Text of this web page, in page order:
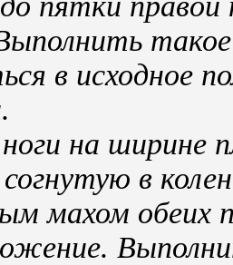
в исходное
на ширине
в
махом обеих